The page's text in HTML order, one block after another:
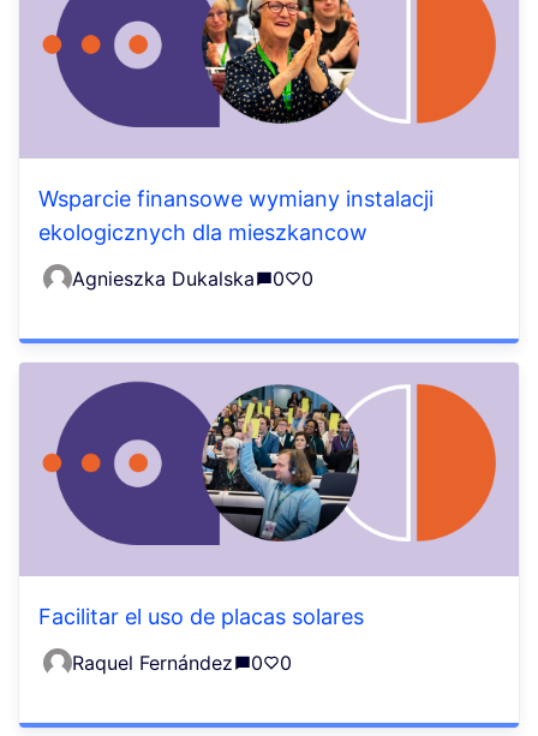
Wsparcie finansowe wymiany instalacji
ekologicznych dla mieszkancow
Agnieszka Dukalska 0 0
Facilitar el uso de placas solares
Raquel Fernández 0 0